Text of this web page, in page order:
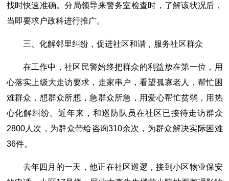
找时快速准确。分局领导来警务室检查时，了解该状况后，
当即要求户政科进行推广。
三、化解邻里纠纷，促进社区和谐，服务社区群众
在工作中，社区民警始终把群众的利益放在第一位，用
心落实上级大走访要求，走家串户，看望孤寡老人，帮忙困
难群众，想群众所想，急群众所急，用爱心帮忙贫弱，用热
心化解纠纷。近年来，和巡防队员在社区已接待走访群众
2800人次，为群众带给咨询310余次，为群众解决实际困难
36件。
去年四月的一天，他正在社区巡逻，接到小区物业保安